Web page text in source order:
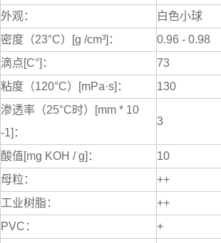
外观：
白色小球
密度（23°C）[g /cm³]：
0.96 - 0.98
滴点[C°]：
73
粘度（120°C）[mPa·s]：
130
渗透率（25°C时）[mm * 10
-1]：
3
酸值[mg KOH / g]： 10
母粒：
++
工业树脂：
++
PVC：
+